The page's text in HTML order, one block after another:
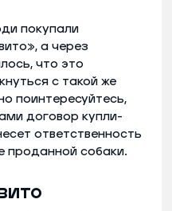
покупали
а через
что это
с такой же
поинтересуйтесь,
договор купли-
ответственность
проданной собаки.